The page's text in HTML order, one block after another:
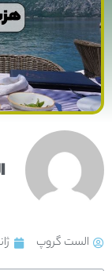
الست گروپ